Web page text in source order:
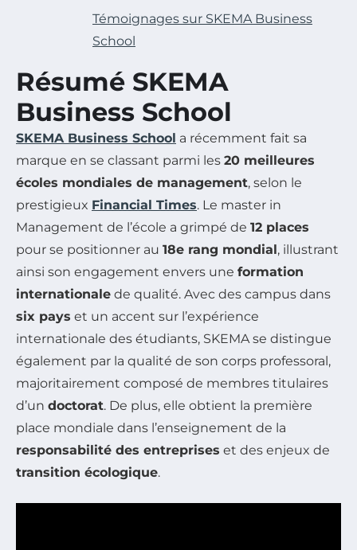
Témoignages sur SKEMA Business
School
Résumé SKEMA
Business School
SKEMA Business School a récemment fait sa
marque en se classant parmi les 20 meilleures
écoles mondiales de management, selon le
prestigieux Financial Times. Le master in
Management de l’école a grimpé de 12 places
pour se positionner au 18e rang mondial, illustrant
ainsi son engagement envers une formation
internationale de qualité. Avec des campus dans
six pays et un accent sur l’expérience
internationale des étudiants, SKEMA se distingue
également par la qualité de son corps professoral,
majoritairement composé de membres titulaires
d’un doctorat. De plus, elle obtient la première
place mondiale dans l’enseignement de la
responsabilité des entreprises et des enjeux de
transition écologique.